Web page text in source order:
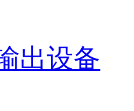
出设备